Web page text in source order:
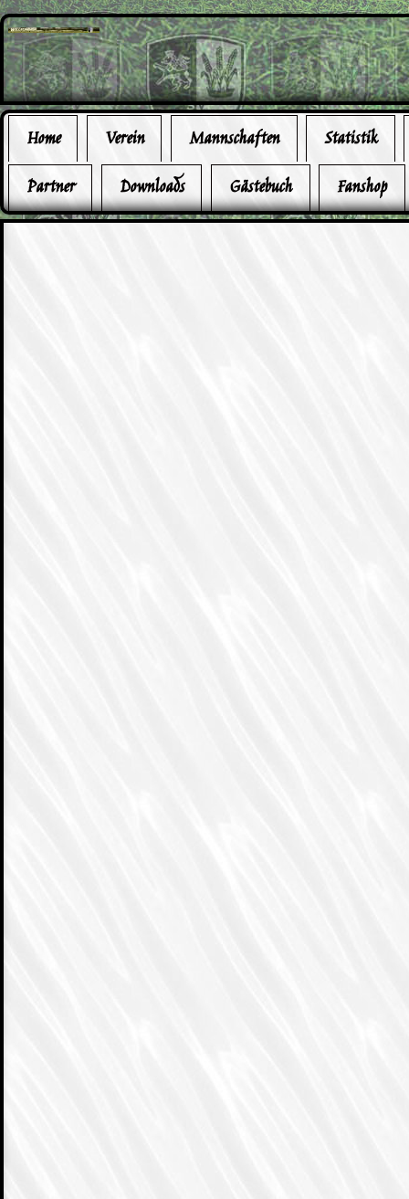
Home Verein Mannschaften
Statistik
Partner
Downloads Gästebuch Fanshop